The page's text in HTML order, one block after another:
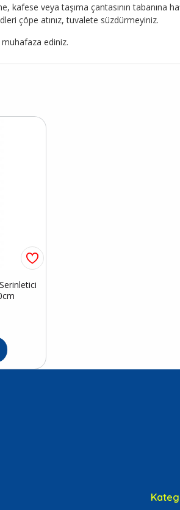
kafese veya taşıma çantasının
çöpe atınız, tuvalete süzdürmeyiniz.
ediniz.